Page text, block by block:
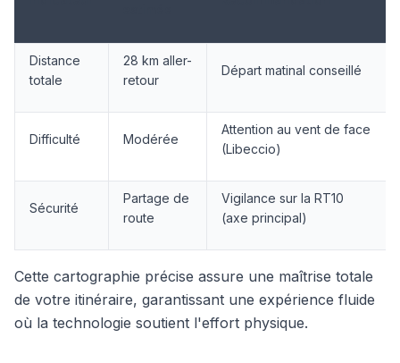
Distance
totale
28 km aller-
retour
Départ matinal conseillé
Difficulté Modérée
Attention au vent de face
(Libeccio)
Sécurité
Partage de
route
Vigilance sur la RT10
(axe principal)
Cette cartographie précise assure une maîtrise totale
de votre itinéraire, garantissant une expérience fluide
où la technologie soutient l'effort physique.